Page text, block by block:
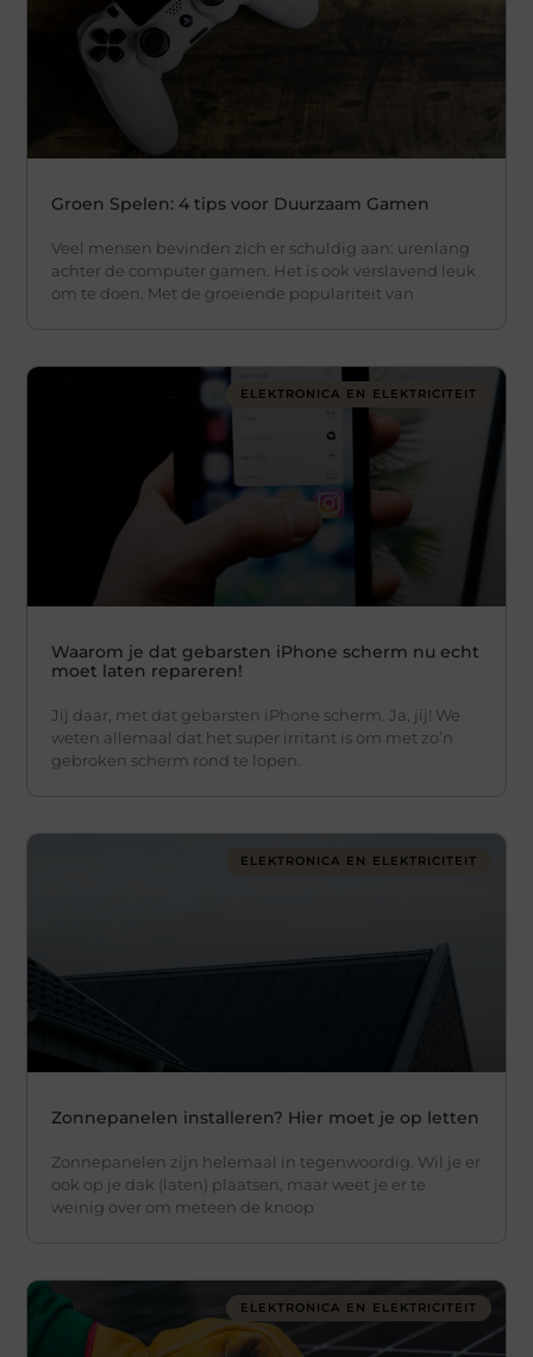
Groen Spelen: 4 tips voor Duurzaam Gamen
Veel mensen bevinden zich er schuldig aan: urenlang
achter de computer gamen. Het is ook verslavend leuk
om te doen. Met de groeiende populariteit van
ELEKTRONICA EN ELEKTRICITEIT
Waarom je dat gebarsten iPhone scherm nu echt
moet laten repareren!
Jij daar, met dat gebarsten iPhone scherm. Ja, jij! We
weten allemaal dat het super irritant is om met zo’n
gebroken scherm rond te lopen.
ELEKTRONICA EN ELEKTRICITEIT
Zonnepanelen installeren? Hier moet je op letten
Zonnepanelen zijn helemaal in tegenwoordig. Wil je er
ook op je dak (laten) plaatsen, maar weet je er te
weinig over om meteen de knoop
ELEKTRONICA EN ELEKTRICITEIT